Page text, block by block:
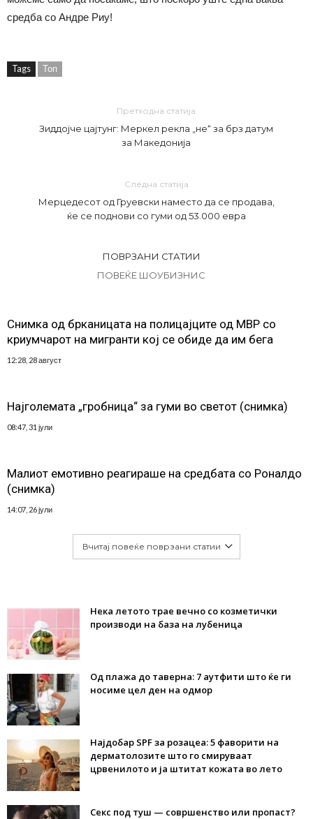
средба со Андре Риу!
Tags Топ
Претходна статија
Зиддојче цајтунг: Меркел рекла „не“ за брз датум
за Македонија
Следна статија
Мерцедесот од Груевски наместо да се продава,
ќе се поднови со гуми од 53.000 евра
ПОВРЗАНИ СТАТИИ
ПОВЕЌЕ ШОУБИЗНИС
Снимка од брканицата на полицајците од МВР со
криумчарот на мигранти кој се обиде да им бега
12:28, 28 август
Најголемата „гробница“ за гуми во светот (снимка)
08:47, 31 јули
Малиот емотивно реагираше на средбата со Роналдо
(снимка)
14:07, 26 јули
Вчитај повеќе поврзани статии
Нека летото трае вечно со козметички
производи на база на лубеница
Од плажа до таверна: 7 аутфити што ќе ги
носиме цел ден на одмор
Најдобар SPF за розацеа: 5 фаворити на
дерматолозите што го смируваат
црвенилото и ја штитат кожата во лето
Секс под туш — совршенство или пропаст?